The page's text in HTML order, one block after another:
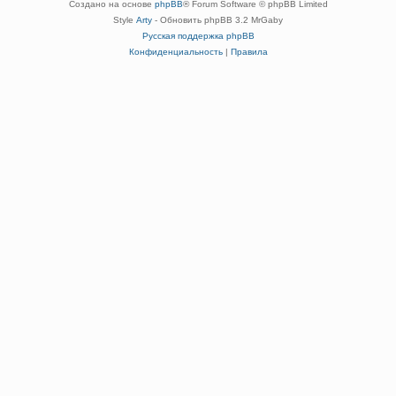
Создано на основе phpBB® Forum Software © phpBB Limited
Style Arty - Обновить phpBB 3.2 MrGaby
Русская поддержка phpBB
Конфиденциальность| Правила